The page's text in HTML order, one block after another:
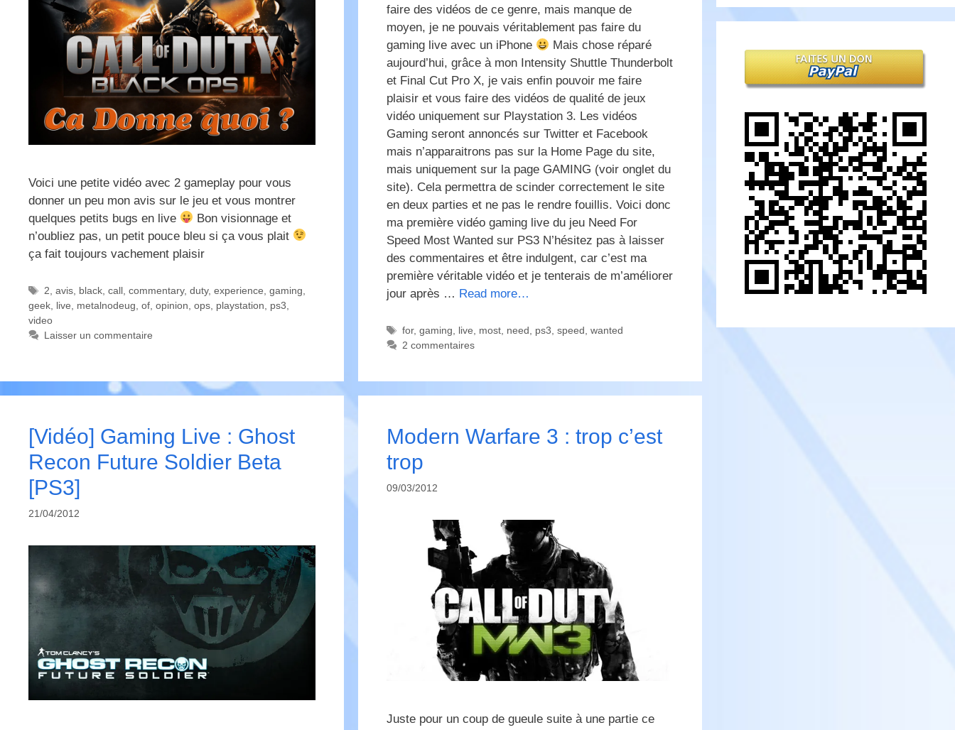
Voici une petite vidéo avec 2 gameplay pour vous
donner un peu mon avis sur le jeu et vous montrer
quelques petits bugs en live
Bon visionnage et
n’oubliez pas, un petit pouce bleu si ça vous plait
ça fait toujours vachement plaisir
Étiquettes
2 avis, black, call, commentary, duty, experience gaming
geek live metalnodeug of opinion ops playstation ps3
video
Laisser un commentaire
faire des vidéos de ce genre, mais manque de
moyen, je ne pouvais véritablement pas faire du
gaming live avec un iPhone
Mais chose réparé
aujourd’hui, grâce à mon Intensity Shuttle Thunderbolt
et Final Cut Pro X, je vais enfin pouvoir me faire
plaisir et vous faire des vidéos de qualité de jeux
vidéo uniquement sur Playstation 3. Les vidéos
Gaming seront annoncés sur Twitter et Facebook
mais n’apparaitrons pas sur la Home Page du site,
mais uniquement sur la page GAMING (voir onglet du
site). Cela permettra de scinder correctement le site
en deux parties et ne pas le rendre fouillis. Voici donc
ma première vidéo gaming live du jeu Need For
Speed Most Wanted sur PS3 N’hésitez pas à laisser
des commentaires et être indulgent, car c’est ma
première véritable vidéo et je tenterais de m’améliorer
jour après … Read more…
Étiquettes
for, gaming, live, most, need, ps3, speed, wanted
2 commentaires
[Vidéo] Gaming Live : Ghost
Recon Future Soldier Beta
[PS3]
21/04/2012
Modern Warfare 3 : trop c’est
trop
09/03/2012
Juste pour un coup de gueule suite à une partie ce